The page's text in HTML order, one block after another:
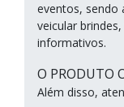
eventos, sendo
veicular
informativos.
O PRODUTO
Além disso,